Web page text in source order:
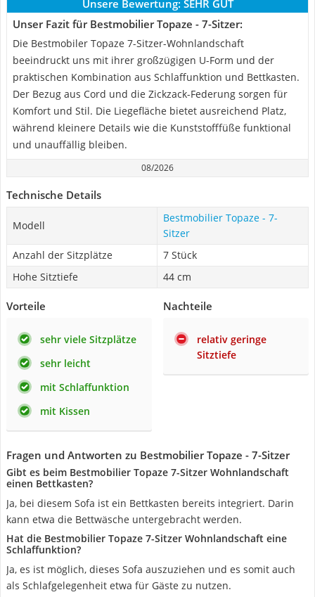
Unsere Bewertung: SEHR GUT
Unser Fazit für Bestmobilier Topaze - 7-Sitzer:
Die Bestmobiler Topaze 7-Sitzer-Wohnlandschaft
beeindruckt uns mit ihrer großzügigen U-Form und der
praktischen Kombination aus Schlaffunktion und Bettkasten.
Der Bezug aus Cord und die Zickzack-Federung sorgen für
Komfort und Stil. Die Liegefläche bietet ausreichend Platz,
während kleinere Details wie die Kunststofffüße funktional
und unauffällig bleiben.
08/2026
Technische Details
Modell
Bestmobilier Topaze - 7-
Sitzer
Anzahl der Sitzplätze
7 Stück
Hohe Sitztiefe
44 cm
Vorteile
sehr viele Sitzplätze
sehr leicht
mit Schlaffunktion
mit Kissen
Nachteile
relativ geringe
Sitztiefe
Fragen und Antworten zu Bestmobilier Topaze - 7-Sitzer
Gibt es beim Bestmobilier Topaze 7-Sitzer Wohnlandschaft
einen Bettkasten?
Ja, bei diesem Sofa ist ein Bettkasten bereits integriert. Darin
kann etwa die Bettwäsche untergebracht werden.
Hat die Bestmobilier Topaze 7-Sitzer Wohnlandschaft eine
Schlaffunktion?
Ja, es ist möglich, dieses Sofa auszuziehen und es somit auch
als Schlafgelegenheit etwa für Gäste zu nutzen.